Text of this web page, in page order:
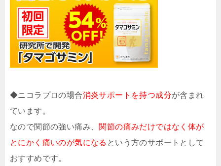
◆ニコラプロの場合消炎サポートを持つ成分が含まれ
ています。
なので関節の強い痛み、 関節の痛みだけではなく体が
とにかく痛いのが気になる という方のサポートとして
おすすめです。